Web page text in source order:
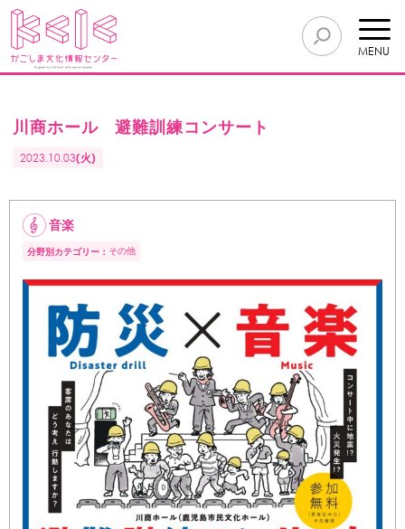
MENU
川商ホール 避難訓練コンサート
2023.10.03(火)
音楽
分野別カテゴリー： その他